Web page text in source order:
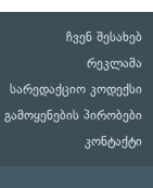
ჩვენ შესახებ
რეკლამა
სარედაქციო კოდექსი
პირობები
კონტაქტი